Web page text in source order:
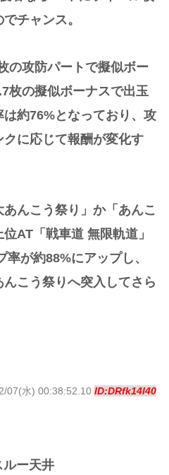
チャンス。
の攻防パートで擬似ボー
枚の擬似ボーナスで出玉
約76%となっており、攻
に応じて報酬が変化す
んこう祭り」か「あんこ
AT「戦車道 無限軌道」
が約88%にアップし、
こう祭りへ突入してさら
07(水) 00:38:52.10 ID:DRfk14l40
ルー天井